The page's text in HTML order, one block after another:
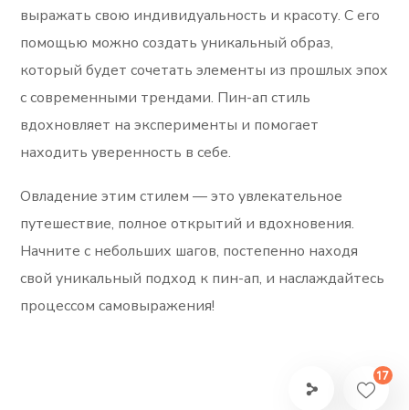
выражать свою индивидуальность и красоту. С его
помощью можно создать уникальный образ,
который будет сочетать элементы из прошлых эпох
с современными трендами. Пин-ап стиль
вдохновляет на эксперименты и помогает
находить уверенность в себе.
Овладение этим стилем — это увлекательное
путешествие, полное открытий и вдохновения.
Начните с небольших шагов, постепенно находя
свой уникальный подход к пин-ап, и наслаждайтесь
процессом самовыражения!
17